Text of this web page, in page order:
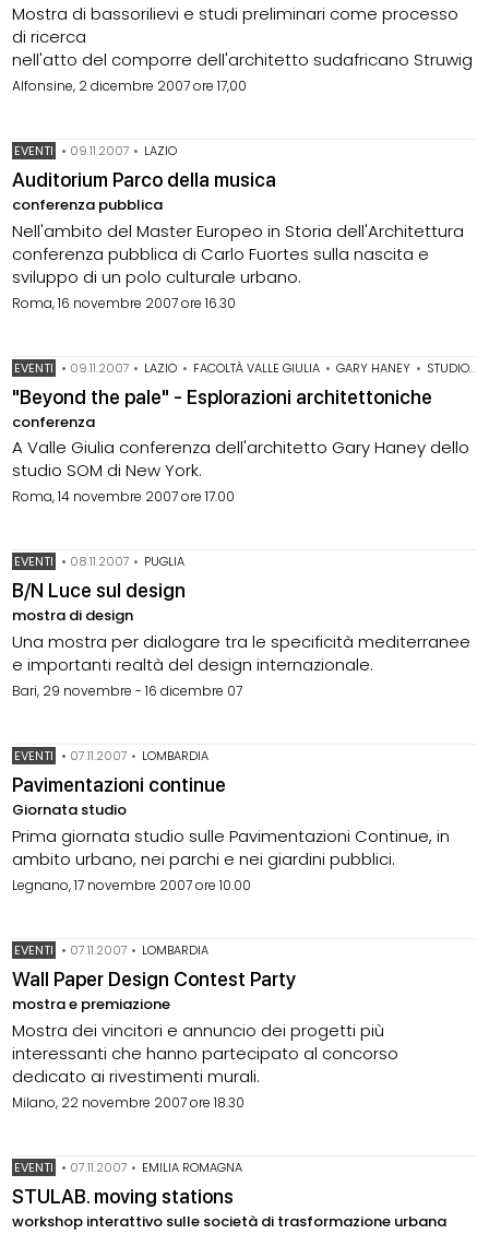
Mostra di bassorilievi e studi preliminari come processo
di ricerca
nell'atto del comporre dell'architetto sudafricano Struwig
Alfonsine, 2 dicembre 2007 ore 17,00
EVENTI • 09.11.2007 • LAZIO
Auditorium Parco della musica
conferenza pubblica
Nell'ambito del Master Europeo in Storia dell'Architettura
conferenza pubblica di Carlo Fuortes sulla nascita e
sviluppo di un polo culturale urbano.
Roma, 16 novembre 2007 ore 16.30
EVENTI • 09.11.2007 • LAZIO • FACOLTÀ VALLE GIULIA • GARY HANEY • STUDIO SOM
"Beyond the pale" - Esplorazioni architettoniche
conferenza
A Valle Giulia conferenza dell'architetto Gary Haney dello
studio SOM di New York.
Roma, 14 novembre 2007 ore 17.00
EVENTI • 08.11.2007 • PUGLIA
B/N Luce sul design
mostra di design
Una mostra per dialogare tra le specificità mediterranee
e importanti realtà del design internazionale.
Bari, 29 novembre - 16 dicembre 07
EVENTI • 07.11.2007 • LOMBARDIA
Pavimentazioni continue
Giornata studio
Prima giornata studio sulle Pavimentazioni Continue, in
ambito urbano, nei parchi e nei giardini pubblici.
Legnano, 17 novembre 2007 ore 10.00
EVENTI • 07.11.2007 • LOMBARDIA
Wall Paper Design Contest Party
mostra e premiazione
Mostra dei vincitori e annuncio dei progetti più
interessanti che hanno partecipato al concorso
dedicato ai rivestimenti murali.
Milano, 22 novembre 2007 ore 18.30
EVENTI • 07.11.2007 • EMILIA ROMAGNA
STULAB. moving stations
workshop interattivo sulle società di trasformazione urbana